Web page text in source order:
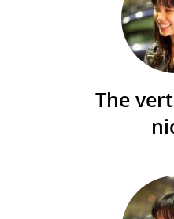
The